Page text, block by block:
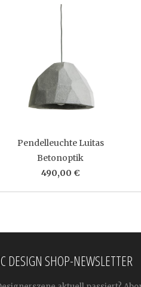
Pendelleuchte Luitas
Betonoptik
490,00 €
DESIGN SHOP-NEWSLETTER